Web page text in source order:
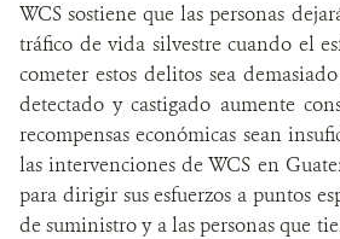
WCS sostiene que las personas
tráfico de vida silvestre cuando el
cometer estos delitos sea
detectado y castigado aumente
recompensas económicas sean
las intervenciones de WCS en
para dirigir sus esfuerzos a puntos
de suministro y a las personas que